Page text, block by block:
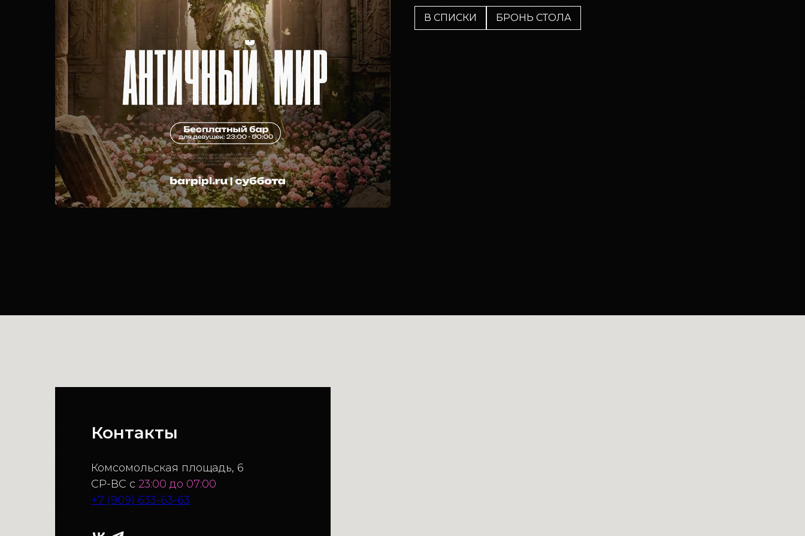
В СПИСКИ БРОНЬ СТОЛА
Контакты
Комсомольская площадь, 6
СР-ВС с 23:00 до 07:00
+7 (909) 633-63-63